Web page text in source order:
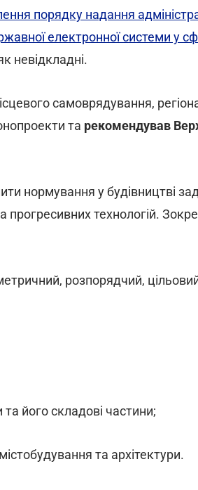
порядку надання
електронної системи у
невідкладні.
самоврядування,
та рекомендував
нормування у будівництві
прогресивних технологій.
розпорядчий,
його складові частини;
та архітектури.